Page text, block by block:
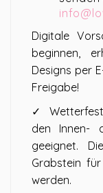
Digitale
beginnen,
Designs per
Freigabe!
✓
den Innen-
geeignet.
Grabstein
werden.